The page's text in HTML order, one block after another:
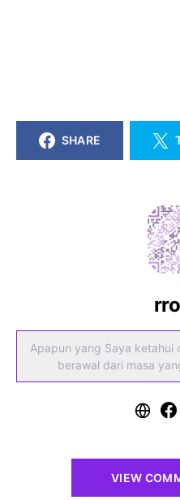
SHARE
Apapun yang Saya ketahui
berawal dari masa
VIEW